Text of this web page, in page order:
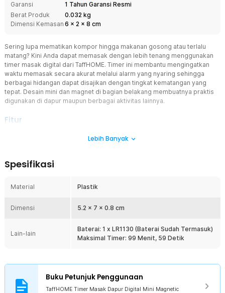
Garansi
1 Tahun Garansi Resmi
Berat Produk
0.032 kg
Dimensi Kemasan 6 x 2 x 8 cm
Sering lupa mematikan kompor hingga makanan gosong atau terlalu
matang? Kini Anda dapat memasak dengan lebih tenang menggunakan
timer masak digital dari TaffHOME. Timer ini membantu mengingatkan
waktu memasak secara akurat melalui alarm yang nyaring sehingga
berbagai hidangan dapat disajikan dengan tingkat kematangan yang
tepat. Desain mini dan magnet di bagian belakang membuatnya praktis
digunakan di dapur maupun berbagai aktivitas lainnya.
Fitur
Alarm Nyaring sebagai Pengingat Waktu
aktivitas lain di dapur. Pengingat yang jelas membantu mengurangi
berguna untuk memasak, memanggang, merebus, maupun
Countdown Hingga 99 Menit 59 Detik
detik sehingga cocok digunakan untuk berbagai kebutuhan
memasak. Rentang waktu yang panjang membuatnya ideal untuk
dengan kualitas yang lebih konsisten.
Magnet Praktis di Bagian Belakang
Bagian belakang dilengkapi magnet yang memungkinkan timer
Lebih Banyak
Spesifikasi
Material Plastik
Dimensi 5.2 x 7 x 0.8 cm
Lain-lain
Baterai: 1 x LR1130 (Baterai Sudah Termasuk)
Maksimal Timer: 99 Menit, 59 Detik
Buku Petunjuk Penggunaan
TaffHOME Timer Masak Dapur Digital Mini Magnetic